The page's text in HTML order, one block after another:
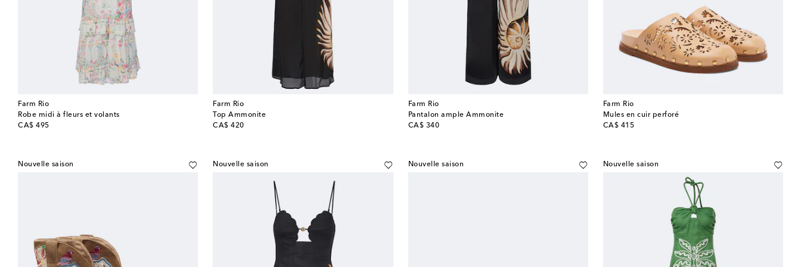
Farm Rio
Robe midi à fleurs et volants
CA$ 495
original price
Farm Rio
Top Ammonite
CA$ 420
original price
Farm Rio
Pantalon ample Ammonite
CA$ 340
original price
Farm Rio
Mules en cuir perforé
CA$ 415
original price
Nouvelle saison Nouvelle saison Nouvelle saison Nouvelle saison